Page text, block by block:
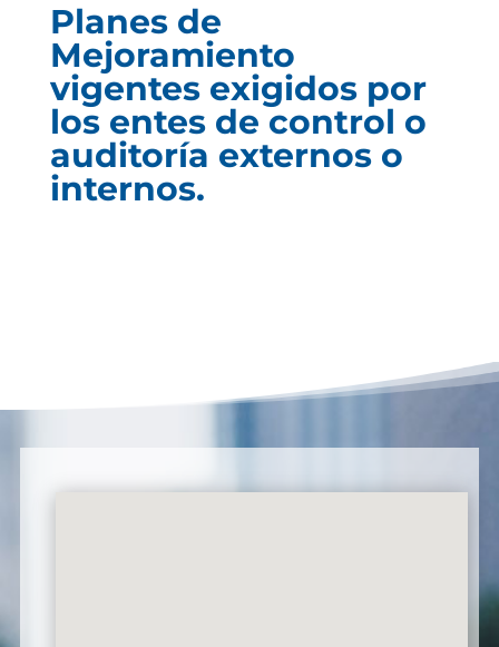
Planes de
Mejoramiento
vigentes exigidos por
los entes de control o
auditoría externos o
internos.